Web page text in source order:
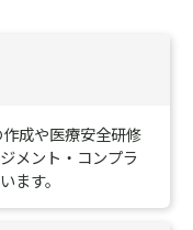
成や医療安全研修
メント・コンプラ
ます。